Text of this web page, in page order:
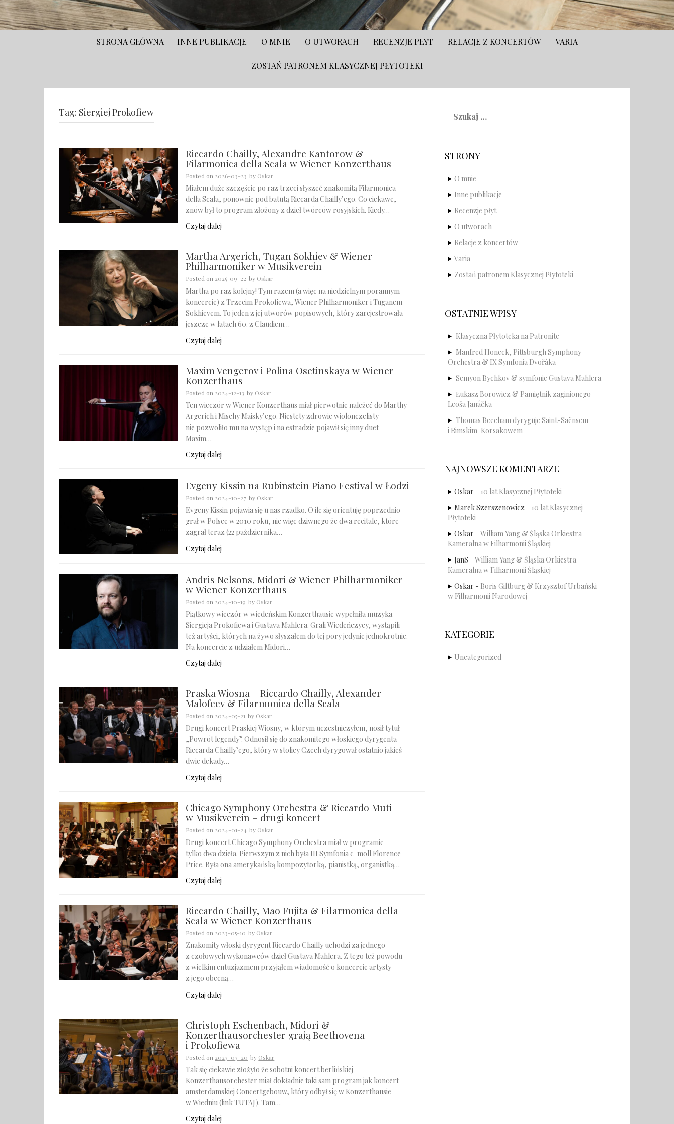
STRONA GŁÓWNA INNE PUBLIKACJE O MNIE O UTWORACH RECENZJE PŁYT RELACJE Z KONCERTÓW VARIA
ZOSTAŃ PATRONEM KLASYCZNEJ PŁYTOTEKI
Tag: Siergiej Prokofiew
Riccardo Chailly, Alexandre Kantorow &
Filarmonica della Scala w Wiener Konzerthaus
Posted on 2026-03-23 by Oskar
Miałem duże szczęście po raz trzeci słyszeć znakomitą Filarmonica
della Scala, ponownie pod batutą Riccarda Chailly’ego. Co ciekawe,
znów był to program złożony z dzieł twórców rosyjskich. Kiedy…
Czytaj dalej
Martha Argerich, Tugan Sokhiev & Wiener
Philharmoniker w Musikverein
Posted on 2025-09-22 by Oskar
Martha po raz kolejny! Tym razem (a więc na niedzielnym porannym
koncercie) z Trzecim Prokofiewa, Wiener Philharmoniker i Tuganem
Sokhievem. To jeden z jej utworów popisowych, który zarejestrowała
jeszcze w latach 60. z Claudiem…
Czytaj dalej
Maxim Vengerov i Polina Osetinskaya w Wiener
Konzerthaus
Posted on 2024-12-13 by Oskar
Ten wieczór w Wiener Konzerthaus miał pierwotnie należeć do Marthy
Argerich i Mischy Maisky’ego. Niestety zdrowie wiolonczelisty
nie pozwoliło mu na występ i na estradzie pojawił się inny duet –
Maxim…
Czytaj dalej
Evgeny Kissin na Rubinstein Piano Festival w Łodzi
Posted on 2024-10-27 by Oskar
Evgeny Kissin pojawia się u nas rzadko. O ile się orientuję poprzednio
grał w Polsce w 2010 roku, nic więc dziwnego że dwa recitale, które
zagrał teraz (22 października…
Czytaj dalej
Andris Nelsons, Midori & Wiener Philharmoniker
w Wiener Konzerthaus
Posted on 2024-10-19 by Oskar
Piątkowy wieczór w wiedeńskim Konzerthausie wypełniła muzyka
Siergieja Prokofiewa i Gustava Mahlera. Grali Wiedeńczycy, wystąpili
też artyści, których na żywo słyszałem do tej pory jedynie jednokrotnie.
Na koncercie z udziałem Midori…
Czytaj dalej
Praska Wiosna – Riccardo Chailly, Alexander
Malofeev & Filarmonica della Scala
Posted on 2024-05-21 by Oskar
Drugi koncert Praskiej Wiosny, w którym uczestniczyłem, nosił tytuł
„Powrót legendy”. Odnosił się do znakomitego włoskiego dyrygenta
Riccarda Chailly’ego, który w stolicy Czech dyrygował ostatnio jakieś
dwie dekady…
Czytaj dalej
Chicago Symphony Orchestra & Riccardo Muti
w Musikverein – drugi koncert
Posted on 2024-01-24 by Oskar
Drugi koncert Chicago Symphony Orchestra miał w programie
tylko dwa dzieła. Pierwszym z nich była III Symfonia c-moll Florence
Price. Była ona amerykańską kompozytorką, pianistką, organistką…
Czytaj dalej
Riccardo Chailly, Mao Fujita & Filarmonica della
Scala w Wiener Konzerthaus
Posted on 2023-05-10 by Oskar
Znakomity włoski dyrygent Riccardo Chailly uchodzi za jednego
z czołowych wykonawców dzieł Gustava Mahlera. Z tego też powodu
z wielkim entuzjazmem przyjąłem wiadomość o koncercie artysty
z jego obecną…
Czytaj dalej
Christoph Eschenbach, Midori &
Konzerthausorchester grają Beethovena
i Prokofiewa
Posted on 2023-03-20 by Oskar
Tak się ciekawie złożyło że sobotni koncert berlińskiej
Konzerthausorchester miał dokładnie taki sam program jak koncert
amsterdamskiej Concertgebouw, który odbył się w Konzerthausie
w Wiedniu (link TUTAJ). Tam…
Czytaj dalej
STRONY
O mnie
Inne publikacje
Recenzje płyt
O utworach
Relacje z koncertów
Varia
Zostań patronem Klasycznej Płytoteki
OSTATNIE WPISY
Klasyczna Płytoteka na Patronite
Manfred Honeck, Pittsburgh Symphony
Orchestra & IX Symfonia Dvořáka
Semyon Bychkov & symfonie Gustava Mahlera
Łukasz Borowicz & Pamiętnik zaginionego
Leoša Janáčka
Thomas Beecham dyryguje Saint-Saënsem
i Rimskim-Korsakowem
NAJNOWSZE KOMENTARZE
Oskar - 10 lat Klasycznej Płytoteki
Marek Szerszenowicz - 10 lat Klasycznej
Płytoteki
Oskar - William Yang & Śląska Orkiestra
Kameralna w Filharmonii Śląskiej
JanS - William Yang & Śląska Orkiestra
Kameralna w Filharmonii Śląskiej
Oskar - Boris Giltburg & Krzysztof Urbański
w Filharmonii Narodowej
KATEGORIE
Uncategorized